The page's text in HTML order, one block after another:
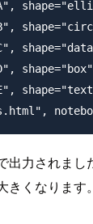
出力されまし
くなります。